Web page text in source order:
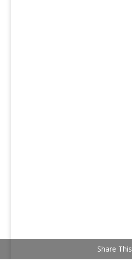
Share This